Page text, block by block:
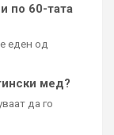
по 60-тата
еден од
мед?
да го